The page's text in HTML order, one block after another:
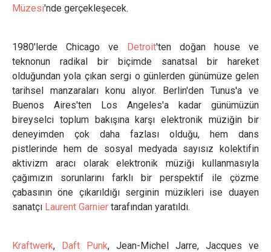
Müzesi'nde gerçekleşecek.
1980'lerde Chicago ve Detroit'ten doğan house ve
teknonun radikal bir biçimde sanatsal bir hareket
olduğundan yola çıkan sergi o günlerden günümüze gelen
tarihsel manzaraları konu alıyor. Berlin'den Tunus'a ve
Buenos Aires'ten Los Angeles'a kadar günümüzün
bireyselci toplum bakışına karşı elektronik müziğin bir
deneyimden çok daha fazlası olduğu, hem dans
pistlerinde hem de sosyal medyada sayısız kolektifin
aktivizm aracı olarak elektronik müziği kullanmasıyla
çağımızın sorunlarını farklı bir perspektif ile çözme
çabasının öne çıkarıldığı serginin müzikleri ise duayen
sanatçı Laurent Garnier tarafından yaratıldı.
Kraftwerk, Daft Punk, Jean-Michel Jarre, Jacques ve